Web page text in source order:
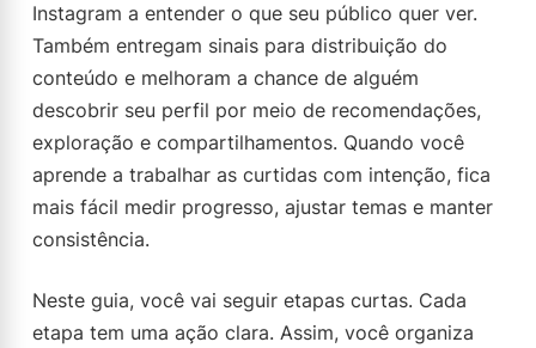
Instagram a entender o que seu público quer ver.
Também entregam sinais para distribuição do
conteúdo e melhoram a chance de alguém
descobrir seu perfil por meio de recomendações,
exploração e compartilhamentos. Quando você
aprende a trabalhar as curtidas com intenção, fica
mais fácil medir progresso, ajustar temas e manter
consistência.
Neste guia, você vai seguir etapas curtas. Cada
etapa tem uma ação clara. Assim, você organiza